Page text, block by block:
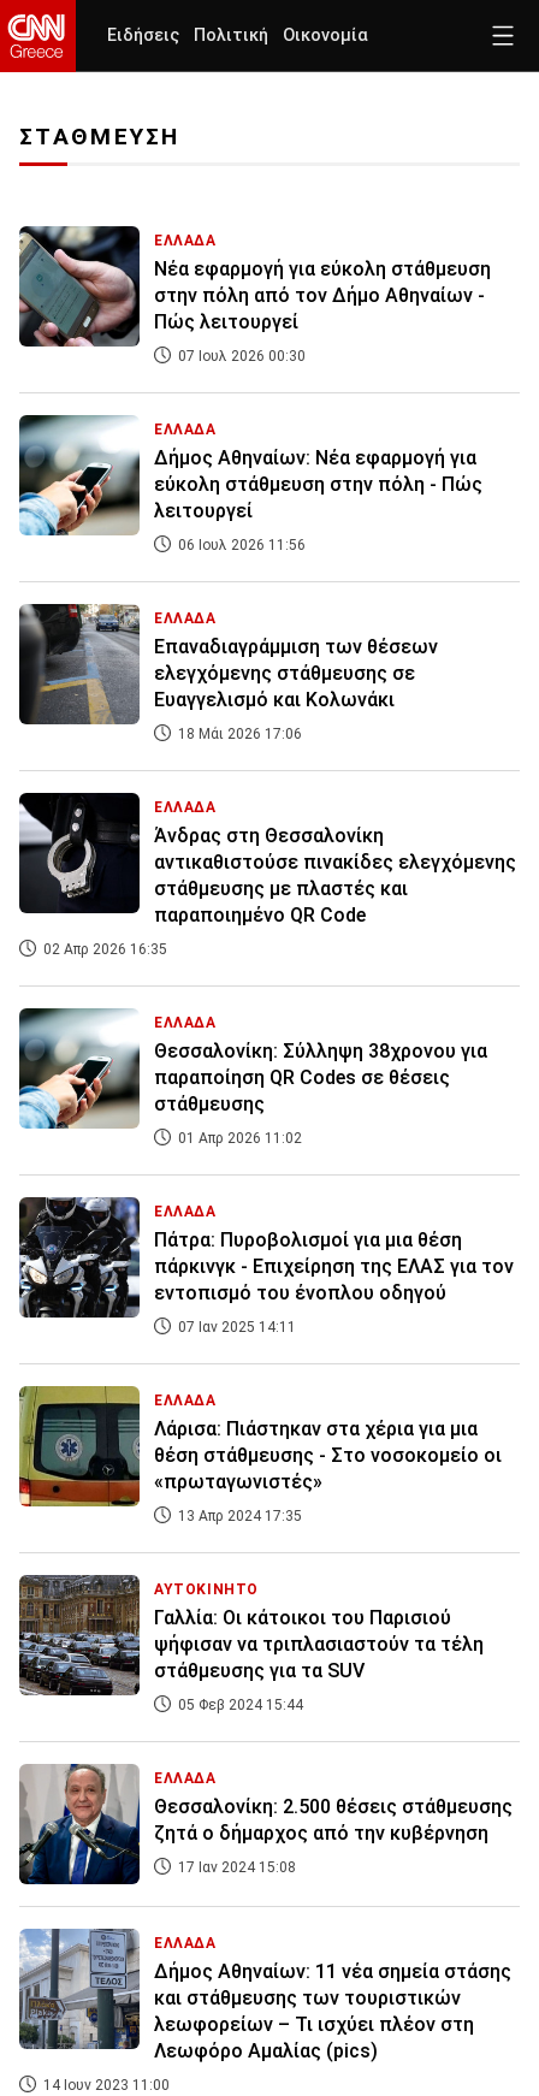
Ειδήσεις Πολιτική Οικονομία
ΣΤΑΘΜΕΥΣΗ
ΕΛΛΑΔΑ
Νέα εφαρμογή για εύκολη στάθμευση
στην πόλη από τον Δήμο Αθηναίων -
Πώς λειτουργεί
07 Ιουλ 2026 00:30
ΕΛΛΑΔΑ
Δήμος Αθηναίων: Νέα εφαρμογή για
εύκολη στάθμευση στην πόλη - Πώς
λειτουργεί
06 Ιουλ 2026 11:56
ΕΛΛΑΔΑ
Επαναδιαγράμμιση των θέσεων
ελεγχόμενης στάθμευσης σε
Ευαγγελισμό και Κολωνάκι
18 Μάι 2026 17:06
ΕΛΛΑΔΑ
Άνδρας στη Θεσσαλονίκη
αντικαθιστούσε πινακίδες ελεγχόμενης
στάθμευσης με πλαστές και
παραποιημένο QR Code
02 Απρ 2026 16:35
ΕΛΛΑΔΑ
Θεσσαλονίκη: Σύλληψη 38χρονου για
παραποίηση QR Codes σε θέσεις
στάθμευσης
01 Απρ 2026 11:02
ΕΛΛΑΔΑ
Πάτρα: Πυροβολισμοί για μια θέση
πάρκινγκ - Επιχείρηση της ΕΛΑΣ για τον
εντοπισμό του ένοπλου οδηγού
07 Ιαν 2025 14:11
ΕΛΛΑΔΑ
Λάρισα: Πιάστηκαν στα χέρια για μια
θέση στάθμευσης - Στο νοσοκομείο οι
«πρωταγωνιστές»
13 Απρ 2024 17:35
ΑΥΤΟΚΙΝΗΤΟ
Γαλλία: Οι κάτοικοι του Παρισιού
ψήφισαν να τριπλασιαστούν τα τέλη
στάθμευσης για τα SUV
05 Φεβ 2024 15:44
ΕΛΛΑΔΑ
Θεσσαλονίκη: 2.500 θέσεις στάθμευσης
ζητά ο δήμαρχος από την κυβέρνηση
17 Ιαν 2024 15:08
ΕΛΛΑΔΑ
Δήμος Αθηναίων: 11 νέα σημεία στάσης
και στάθμευσης των τουριστικών
λεωφορείων – Τι ισχύει πλέον στη
Λεωφόρο Αμαλίας (pics)
14 Ιουν 2023 11:00